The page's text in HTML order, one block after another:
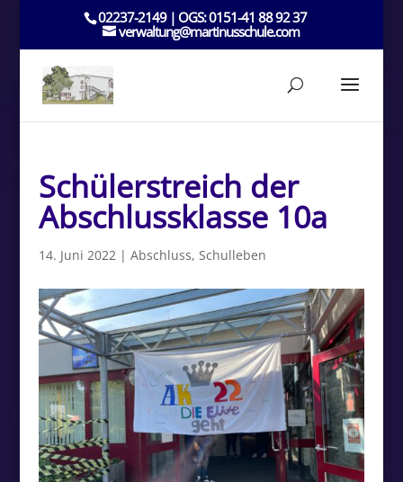
02237-2149 | OGS: 0151-41 88 92 37
verwaltung@martinusschule.com
Schülerstreich der
Abschlussklasse 10a
14. Juni 2022| Abschluss, Schulleben